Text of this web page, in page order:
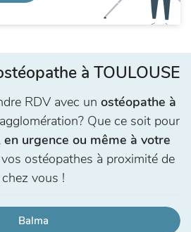
à TOULOUSE
RDV avec un ostéopathe à
Que ce soit pour
en urgence ou même à votre
ostéopathes à proximité de
chez vous !
Balma